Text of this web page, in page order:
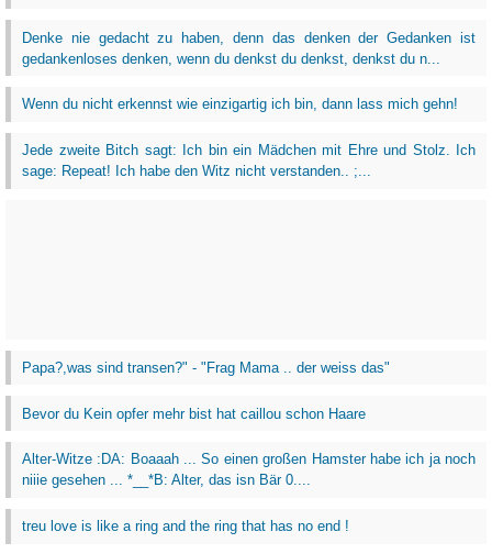
Denke nie gedacht zu haben, denn das denken der Gedanken ist
gedankenloses denken, wenn du denkst du denkst, denkst du n...
Wenn du nicht erkennst wie einzigartig ich bin, dann lass mich gehn!
Jede zweite Bitch sagt: Ich bin ein Mädchen mit Ehre und Stolz. Ich
sage: Repeat! Ich habe den Witz nicht verstanden.. ;...
Papa?,was sind transen?" - "Frag Mama .. der weiss das"
Bevor du Kein opfer mehr bist hat caillou schon Haare
Alter-Witze :DA: Boaaah ... So einen großen Hamster habe ich ja noch
niiie gesehen ... *__*B: Alter, das isn Bär 0....
treu love is like a ring and the ring that has no end !